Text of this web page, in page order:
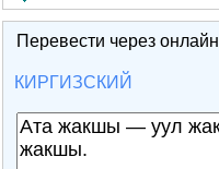
Перевести через онлайн
КИРГИЗСКИЙ